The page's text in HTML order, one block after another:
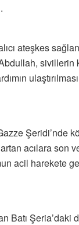
ateşkes
sivillerin
Şeridi’nde
acılara son
acil harekete
Batı Şeria’daki